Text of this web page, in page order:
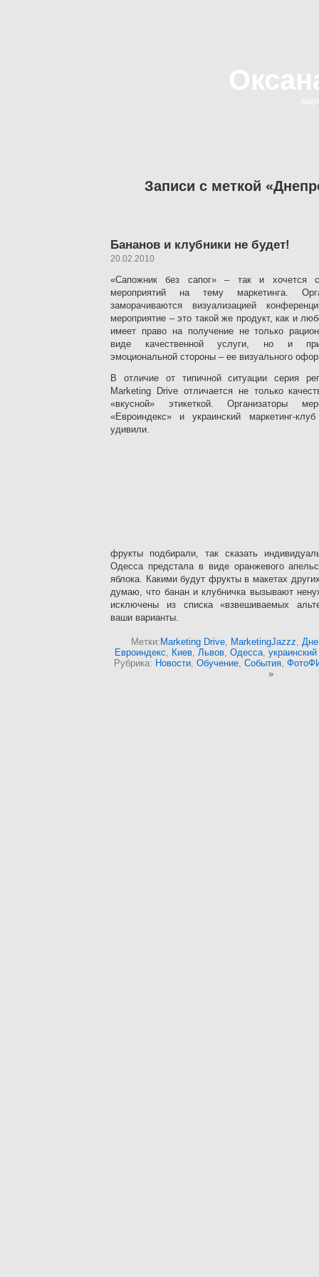
Записи с меткой
Бананов и клубники не будет!
20.02.2010
«Сапожник без сапог» – так и хочется
мероприятий на тему маркетинга.
заморачиваются визуализацией
мероприятие – это такой же продукт, как и
имеет право на получение не только
виде качественной услуги, но и
эмоциональной стороны – ее визуального
В отличие от типичной ситуации серия
Marketing Drive отличается не только
«вкусной» этикеткой. Организаторы
«Евроиндекс» и украинский маркетинг-
удивили.
фрукты подбирали, так сказать
Одесса предстала в виде оранжевого
яблока. Какими будут фрукты в макетах
думаю, что банан и клубничка вызывают
исключены из списка «взвешиваемых
ваши варианты.
Метки: Marketing Drive, MarketingJazzz,
Евроиндекс, Киев, Львов, Одесса,
Рубрика: Новости, Обучение, События,
»